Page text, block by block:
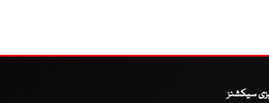
سیکشنز